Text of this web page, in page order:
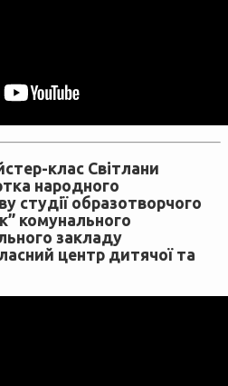
клас Світлани
народного
студії образотворчого
комунального
закладу
центр дитячої та